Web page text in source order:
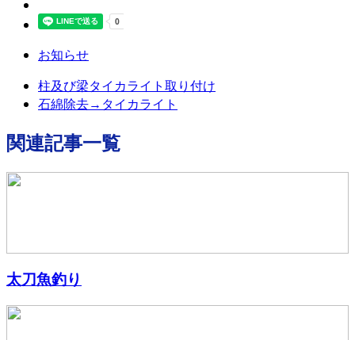
お知らせ
柱及び梁タイカライト取り付け
石綿除去→タイカライト
関連記事一覧
太刀魚釣り